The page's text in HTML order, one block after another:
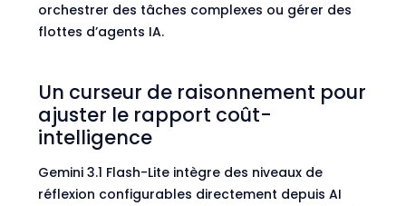
orchestrer des tâches complexes ou gérer des
flottes d’agents IA.
Un curseur de raisonnement pour
ajuster le rapport coût-
intelligence
Gemini 3.1 Flash-Lite intègre des niveaux de
réflexion configurables directement depuis AI